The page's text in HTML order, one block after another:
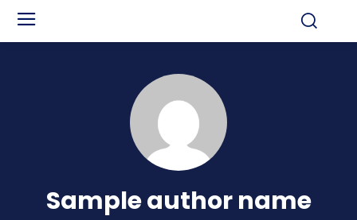
Sample author name